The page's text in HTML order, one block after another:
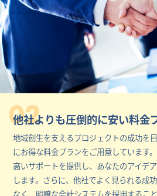
02
他社よりも圧倒的に安い料金
地域創生を支えるプロジェクトの成功を
にお得な料金プランをご用意しています
高いサポートを提供し、あなたのアイデ
します。さらに、他社でよく見られる成
なく、明瞭な会計システムを採用するこ